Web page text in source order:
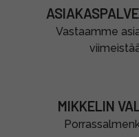
Vastaamme
MIKKELIN